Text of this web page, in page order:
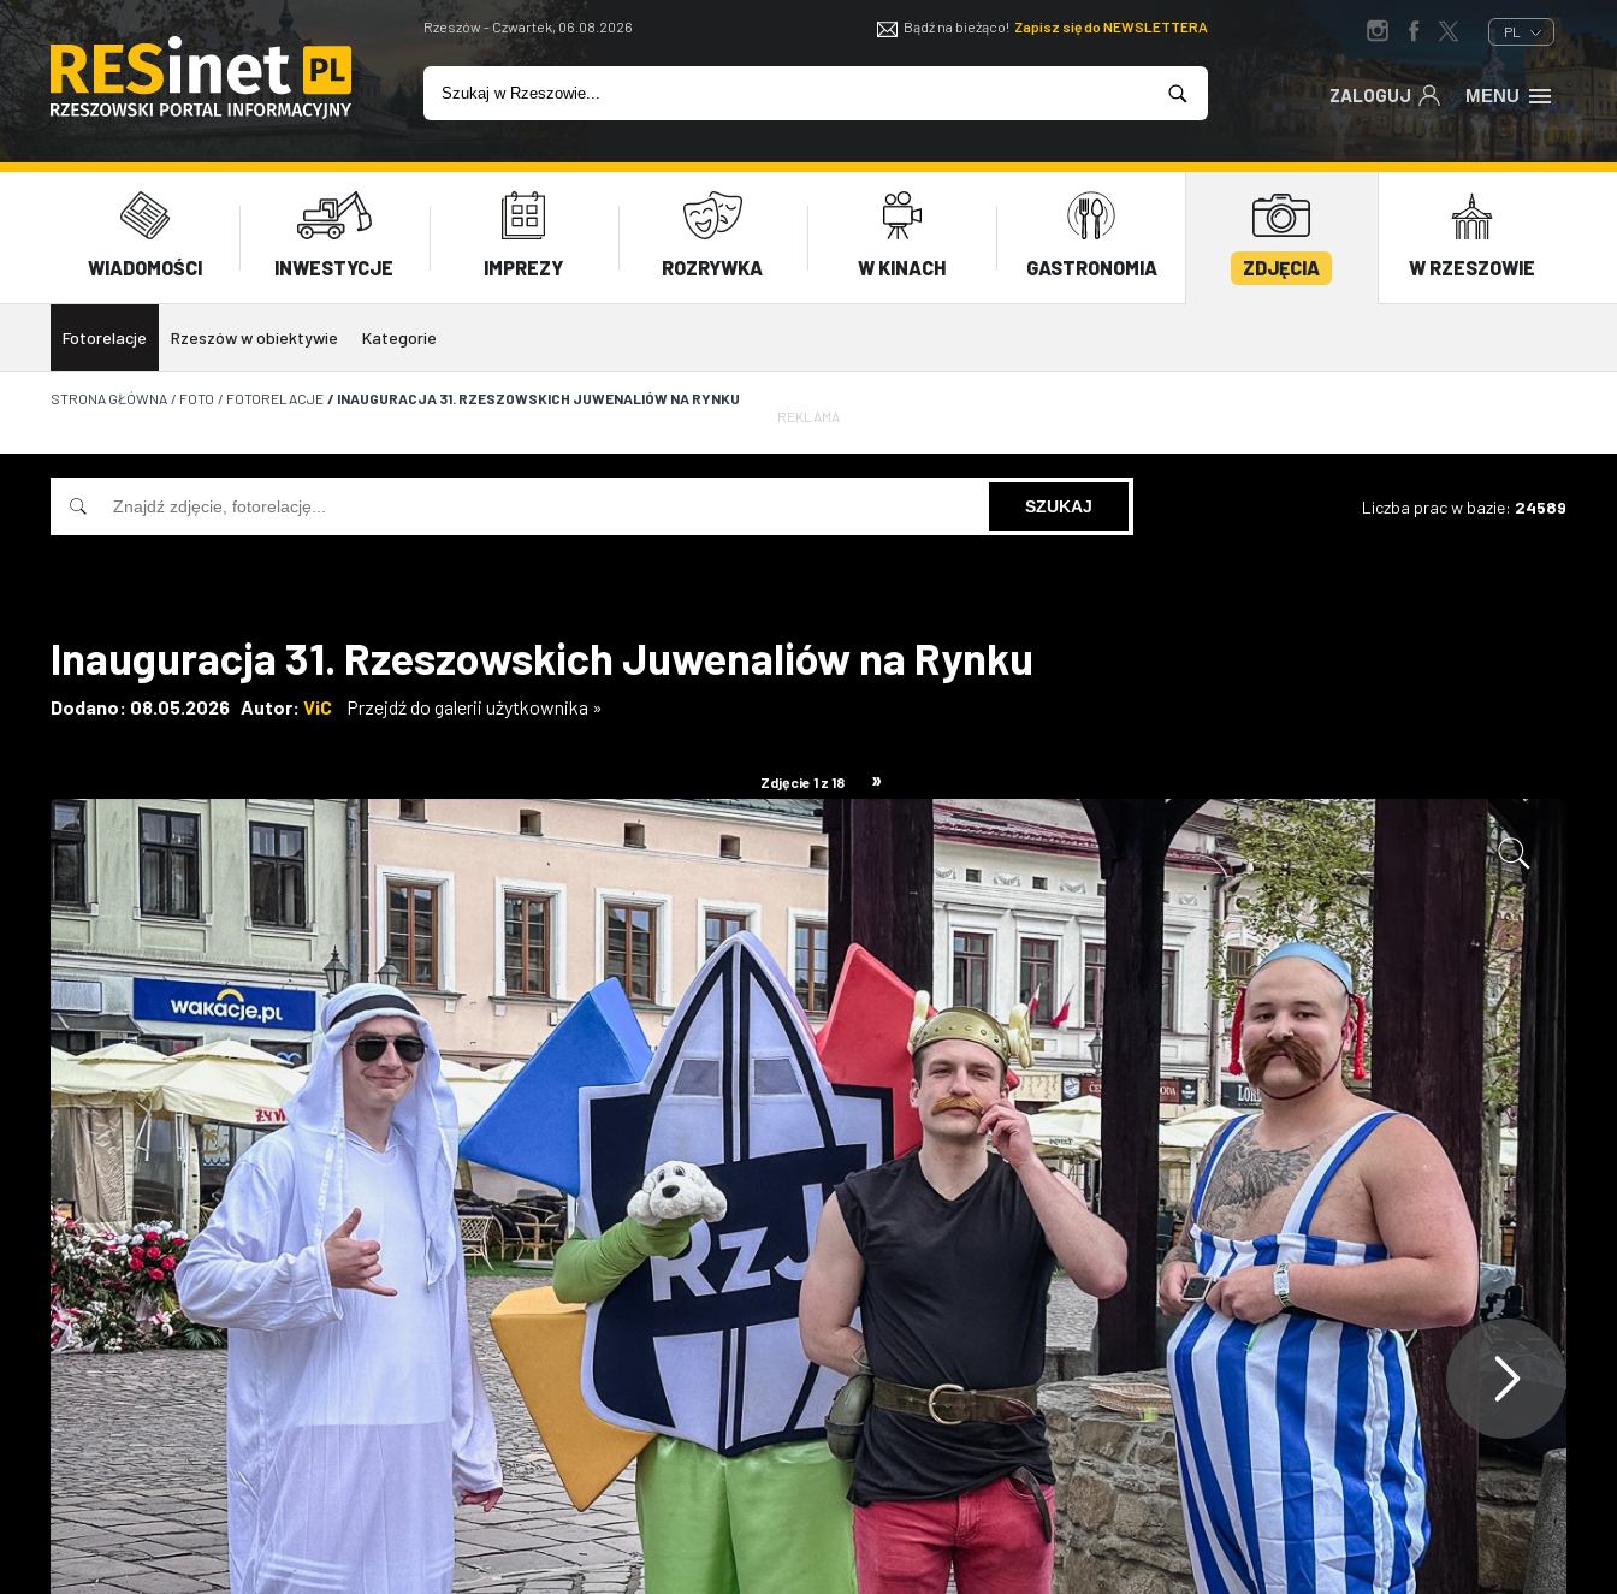
Rzeszów - Czwartek, 06.08.2026 Bądź na bieżąco! Zapisz się do NEWSLETTERA PL
ZALOGUJ MENU
WIADOMOŚCI INWESTYCJE IMPREZY ROZRYWKA W KINACH GASTRONOMIA ZDJĘCIA W RZESZOWIE
Fotorelacje Rzeszów w obiektywie Kategorie
STRONA GŁÓWNA / FOTO / FOTORELACJE / INAUGURACJA 31. RZESZOWSKICH JUWENALIÓW NA RYNKU
REKLAMA
Liczba prac w bazie: 24589
Inauguracja 31. Rzeszowskich Juwenaliów na Rynku
Dodano: 08.05.2026 Autor: ViC Przejdź do galerii użytkownika »
Zdjęcie 1 z 18 »